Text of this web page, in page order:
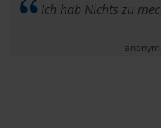
Ich hab Nichts zu